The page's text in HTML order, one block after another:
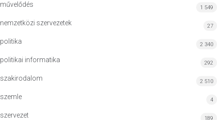
művelődés 1 549
nemzetközi szervezetek 27
politika 2 340
politikai informatika 292
szakirodalom 2 510
szemle 4
szervezet 189